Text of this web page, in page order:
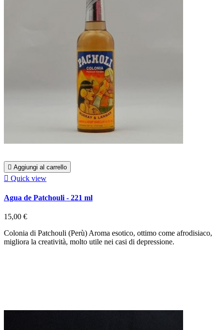
 Aggiungi al carrello
 Quick view
Agua de Patchouli - 221 ml
15,00 €
Colonia di Patchouli (Perù) Aroma esotico, ottimo come afrodisiaco,
migliora la creatività, molto utile nei casi di depressione.